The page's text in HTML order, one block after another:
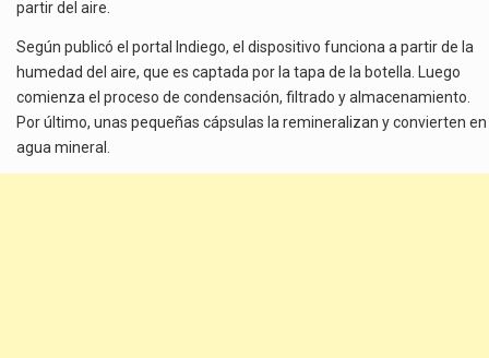
partir del aire.
Según publicó el portal Indiego, el dispositivo funciona a partir de la
humedad del aire, que es captada por la tapa de la botella. Luego
comienza el proceso de condensación, filtrado y almacenamiento.
Por último, unas pequeñas cápsulas la remineralizan y convierten en
agua mineral.